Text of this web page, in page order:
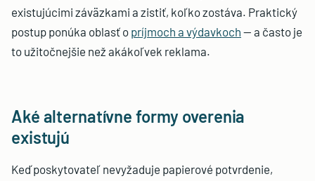
existujúcimi záväzkami a zistiť, koľko zostáva. Praktický
postup ponúka oblasť o príjmoch a výdavkoch — a často je
to užitočnejšie než akákoľvek reklama.
Aké alternatívne formy overenia
existujú
Keď poskytovateľ nevyžaduje papierové potvrdenie,